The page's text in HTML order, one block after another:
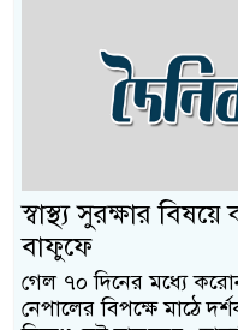
স্বাস্থ্য সুরক্ষার
বাফুফে
গেল ৭০ দিনের মধ্যে
নেপালের বিপক্ষে মাঠে